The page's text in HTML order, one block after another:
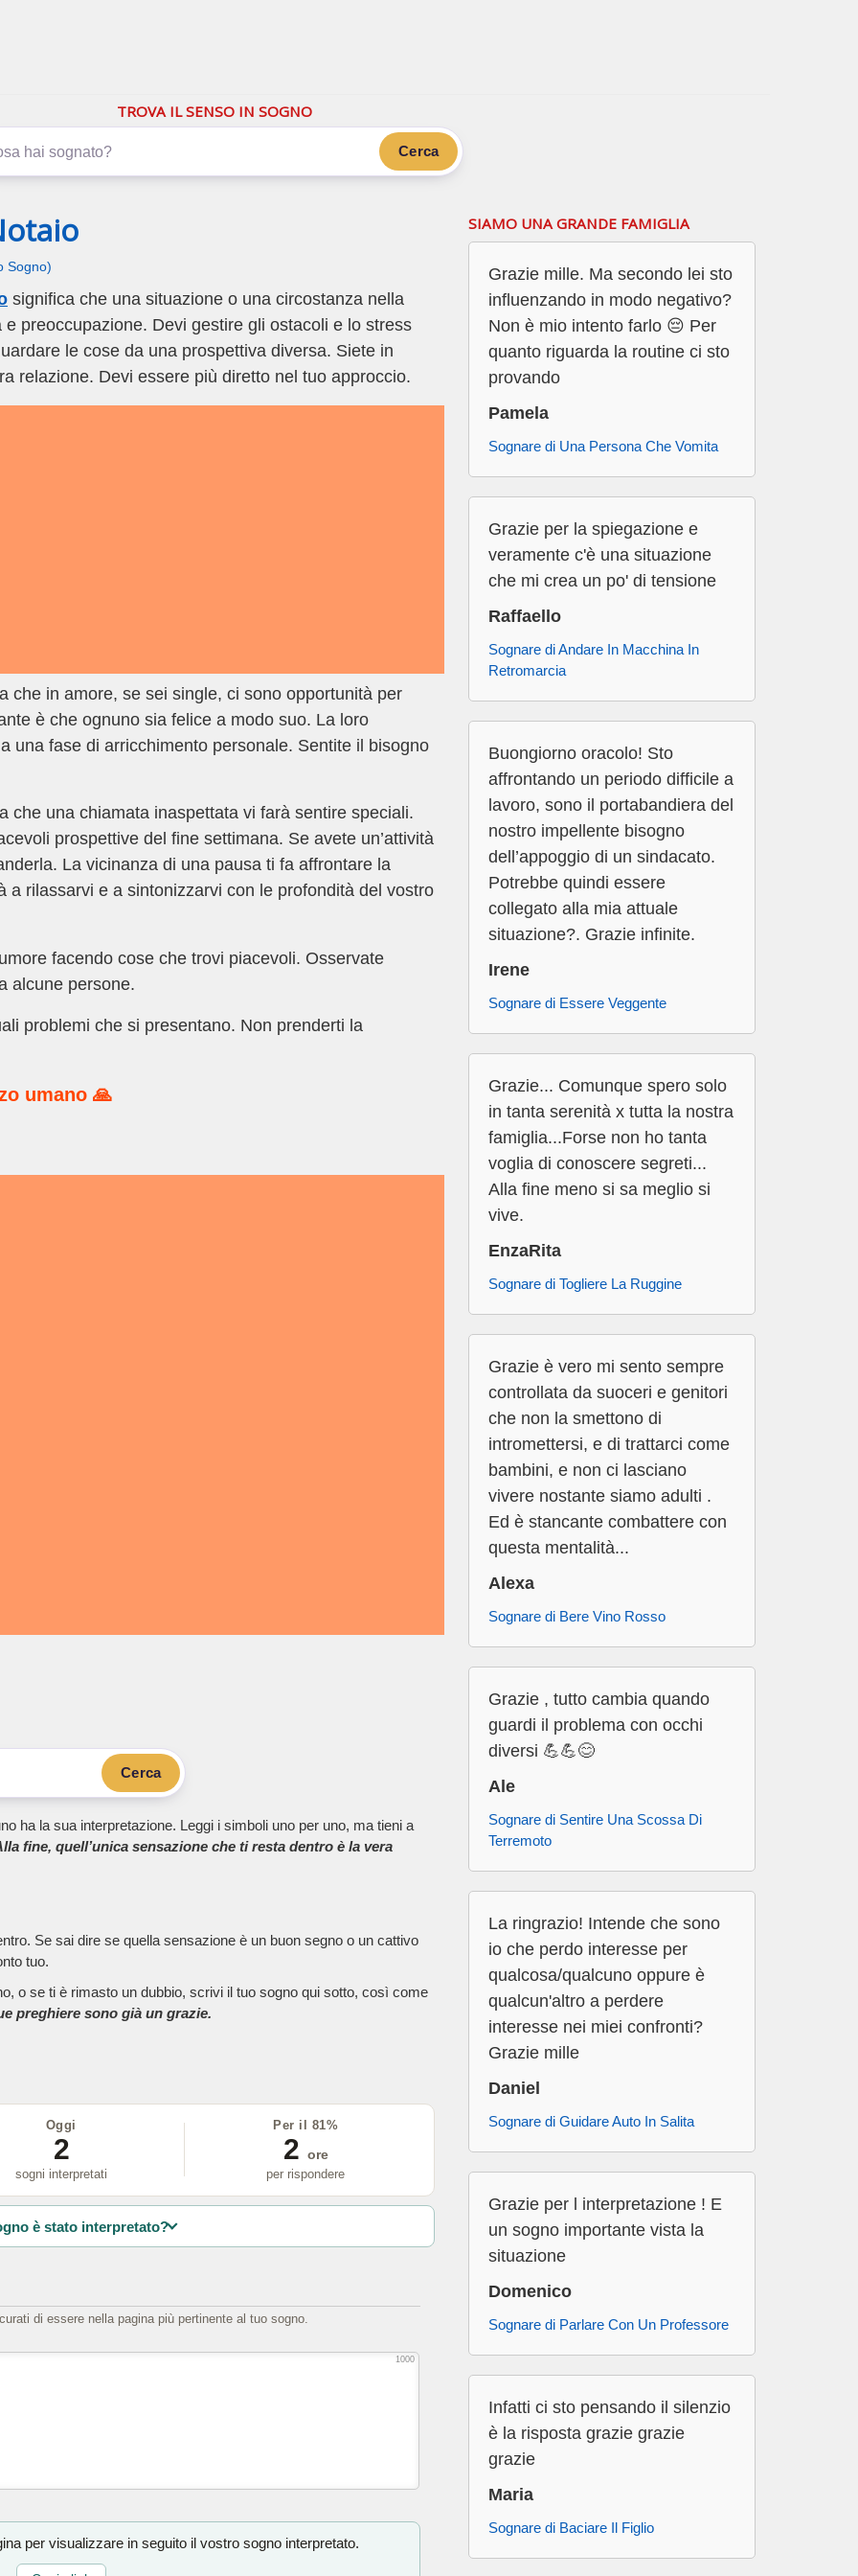
TROVA IL SENSO IN SOGNO
Cerca
Sogno)
significa che una situazione o una circostanza nella
preoccupazione. Devi gestire gli ostacoli e lo stress
le cose da una prospettiva diversa. Siete in
relazione. Devi essere più diretto nel tuo approccio.
che in amore, se sei single, ci sono opportunità per
è che ognuno sia felice a modo suo. La loro
una fase di arricchimento personale. Sentite il bisogno
che una chiamata inaspettata vi farà sentire speciali.
prospettive del fine settimana. Se avete un’attività
La vicinanza di una pausa ti fa affrontare la
a rilassarvi e a sintonizzarvi con le profondità del vostro
facendo cose che trovi piacevoli. Osservate
alcune persone.
problemi che si presentano. Non prenderti la
umano 🙏
Cerca
ha la sua interpretazione. Leggi i simboli uno per uno, ma tieni a
fine, quell’unica sensazione che ti resta dentro è la vera
Se sai dire se quella sensazione è un buon segno o un cattivo
tuo.
o se ti è rimasto un dubbio, scrivi il tuo sogno qui sotto, così come
preghiere sono già un grazie.
Oggi
2
sogni interpretati
Per il 81%
2 ore
per rispondere
è stato interpretato?
di essere nella pagina più pertinente al tuo sogno.
1000
per visualizzare in seguito il vostro sogno interpretato.
SIAMO UNA GRANDE FAMIGLIA
Grazie mille. Ma secondo lei sto
influenzando in modo negativo?
Non è mio intento farlo 😔 Per
quanto riguarda la routine ci sto
provando
Pamela
Sognare di Una Persona Che Vomita
Grazie per la spiegazione e
veramente c'è una situazione
che mi crea un po' di tensione
Raffaello
Sognare di Andare In Macchina In
Retromarcia
Buongiorno oracolo! Sto
affrontando un periodo difficile a
lavoro, sono il portabandiera del
nostro impellente bisogno
dell’appoggio di un sindacato.
Potrebbe quindi essere
collegato alla mia attuale
situazione?. Grazie infinite.
Irene
Sognare di Essere Veggente
Grazie... Comunque spero solo
in tanta serenità x tutta la nostra
famiglia...Forse non ho tanta
voglia di conoscere segreti...
Alla fine meno si sa meglio si
vive.
EnzaRita
Sognare di Togliere La Ruggine
Grazie è vero mi sento sempre
controllata da suoceri e genitori
che non la smettono di
intromettersi, e di trattarci come
bambini, e non ci lasciano
vivere nostante siamo adulti .
Ed è stancante combattere con
questa mentalità...
Alexa
Sognare di Bere Vino Rosso
Grazie , tutto cambia quando
guardi il problema con occhi
diversi 💪💪😊
Ale
Sognare di Sentire Una Scossa Di
Terremoto
La ringrazio! Intende che sono
io che perdo interesse per
qualcosa/qualcuno oppure è
qualcun'altro a perdere
interesse nei miei confronti?
Grazie mille
Daniel
Sognare di Guidare Auto In Salita
Grazie per l interpretazione ! E
un sogno importante vista la
situazione
Domenico
Sognare di Parlare Con Un Professore
Infatti ci sto pensando il silenzio
è la risposta grazie grazie
grazie
Maria
Sognare di Baciare Il Figlio